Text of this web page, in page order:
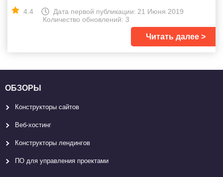
4.4 Дата первой публикации: 21 Июня 2019
Количество обновлений: 3
Читать далее
ОБЗОРЫ
Конструкторы сайтов
Веб-хостинг
Конструкторы лендингов
ПО для управления проектами